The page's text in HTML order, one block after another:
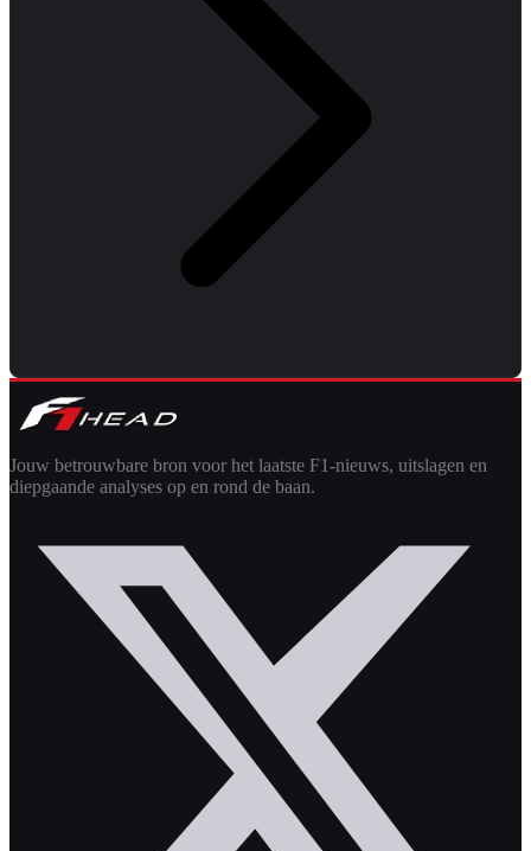
Jouw betrouwbare bron voor het laatste F1-nieuws, uitslagen en
diepgaande analyses op en rond de baan.